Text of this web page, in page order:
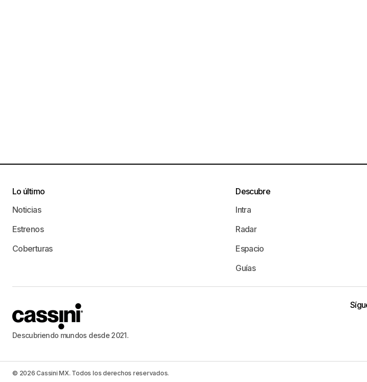
Descubriendo mundos desde 2021.
Lo último
Noticias
Estrenos
Coberturas
Descubre
Intra
Radar
Espacio
Guías
© 2026 Cassini MX. Todos los derechos reservados.